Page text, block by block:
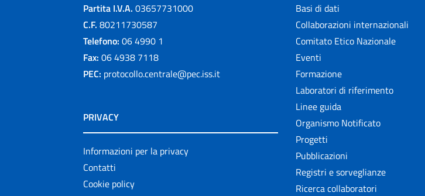
Partita I.V.A. 03657731000
C.F. 80211730587
Telefono: 06 4990 1
Fax: 06 4938 7118
PEC: protocollo.centrale@pec.iss.it
PRIVACY
Informazioni per la privacy
Contatti
Cookie policy
Basi di dati
Collaborazioni internazionali
Comitato Etico Nazionale
Eventi
Formazione
Laboratori di riferimento
Linee guida
Organismo Notificato
Progetti
Pubblicazioni
Registri e sorveglianze
Ricerca collaboratori